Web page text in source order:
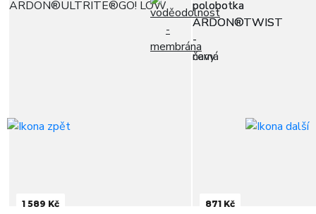
1 589 Kč 871 Kč